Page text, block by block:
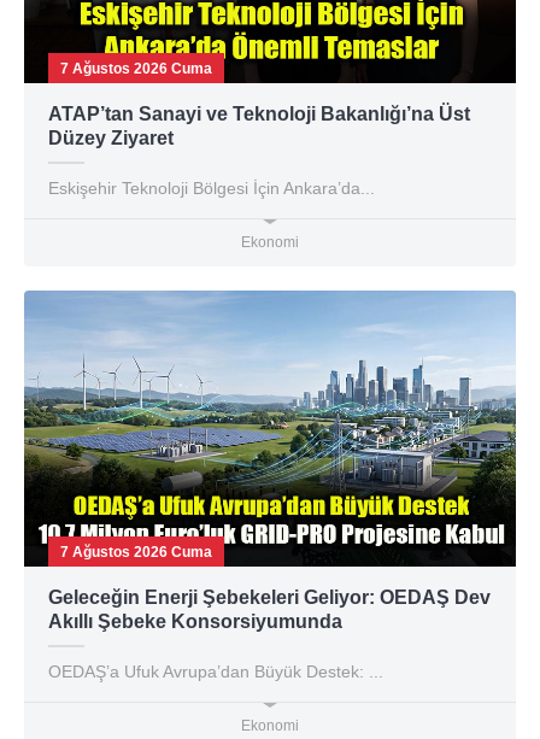
7 Ağustos 2026 Cuma
ATAP’tan Sanayi ve Teknoloji Bakanlığı’na Üst
Düzey Ziyaret
Eskişehir Teknoloji Bölgesi İçin Ankara’da...
Ekonomi
7 Ağustos 2026 Cuma
Geleceğin Enerji Şebekeleri Geliyor: OEDAŞ Dev
Akıllı Şebeke Konsorsiyumunda
OEDAŞ’a Ufuk Avrupa’dan Büyük Destek: ...
Ekonomi